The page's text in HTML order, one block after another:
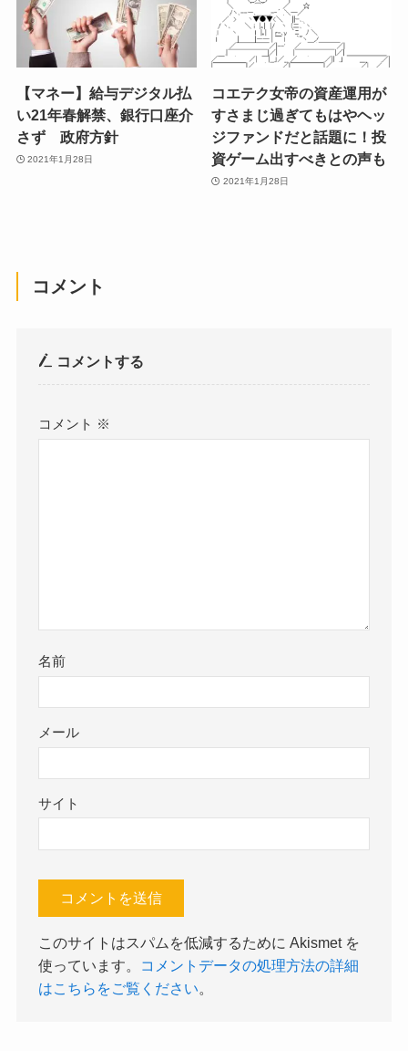
【マネー】給与デジタル払
い21年春解禁、銀行口座介
さず 政府方針
2021年1月28日
コエテク女帝の資産運用が
すさまじ過ぎてもはやヘッ
ジファンドだと話題に！投
資ゲーム出すべきとの声も
2021年1月28日
コメント
コメントする
コメント ※
名前
メール
サイト
このサイトはスパムを低減するために Akismet を
使っています。
コメントデータの処理方法の詳細
はこちらをご覧ください。